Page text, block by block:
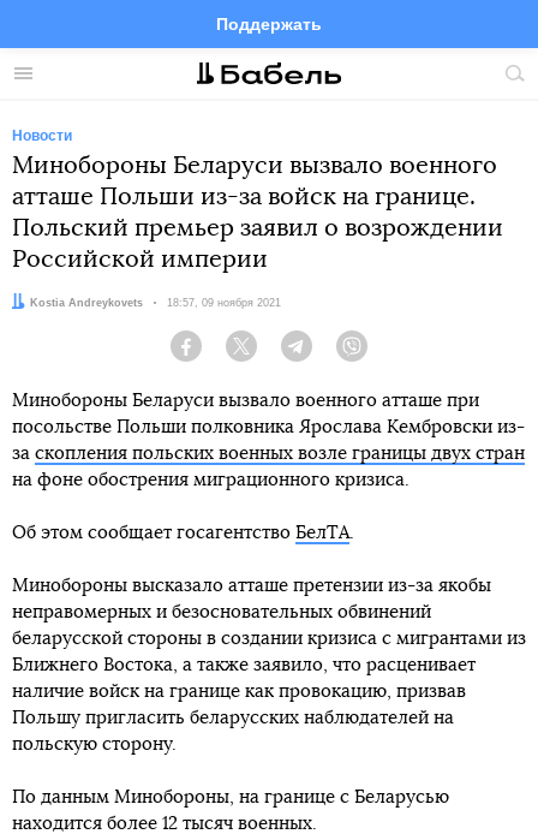
Меню
Поддержать
FacebookTelegramTwitter
Новости
Минобороны Беларуси вызвало военного
атташе Польши из-за войск на границе.
Польский премьер заявил о возрождении
Российской империи
Автор:Kostia Andreykovets Дата:
18:57, 09 ноября 2021
Facebook Twitter Telegram
Минобороны Беларуси вызвало военного атташе при
посольстве Польши полковника Ярослава Кембровски из-
за скопления польских военных возле границы двух стран
на фоне обострения миграционного кризиса.
Об этом сообщает госагентство БелТА.
Минобороны высказало атташе претензии из-за якобы
неправомерных и безосновательных обвинений
беларусской стороны в создании кризиса с мигрантами из
Ближнего Востока, а также заявило, что расценивает
наличие войск на границе как провокацию, призвав
Польшу пригласить беларусских наблюдателей на
польскую сторону.
По данным Минобороны, на границе с Беларусью
находится более 12 тысяч военных.